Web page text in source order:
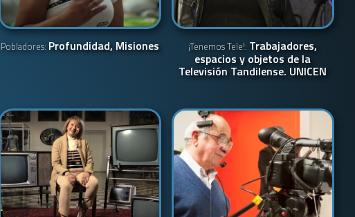
Pobladores: Profundidad, Misiones ¡Tenemos Tele!: Trabajadores,
espacios y objetos de la
Televisión Tandilense. UNICEN